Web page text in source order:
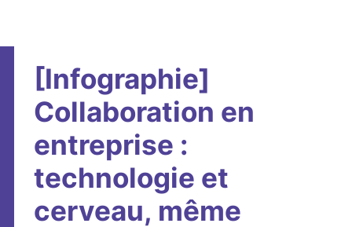
[Infographie]
Collaboration en
entreprise :
technologie et
cerveau, même